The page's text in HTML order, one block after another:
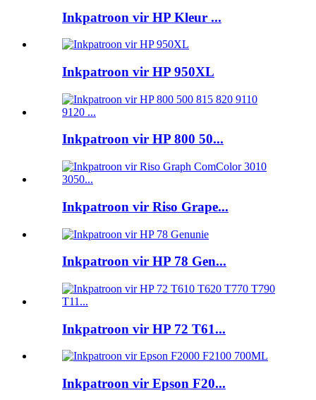
Inkpatroon vir HP Kleur ...
Inkpatroon vir HP 950XL
Inkpatroon vir HP 800 50...
Inkpatroon vir Riso Grape...
Inkpatroon vir HP 78 Gen...
Inkpatroon vir HP 72 T61...
Inkpatroon vir Epson F20...